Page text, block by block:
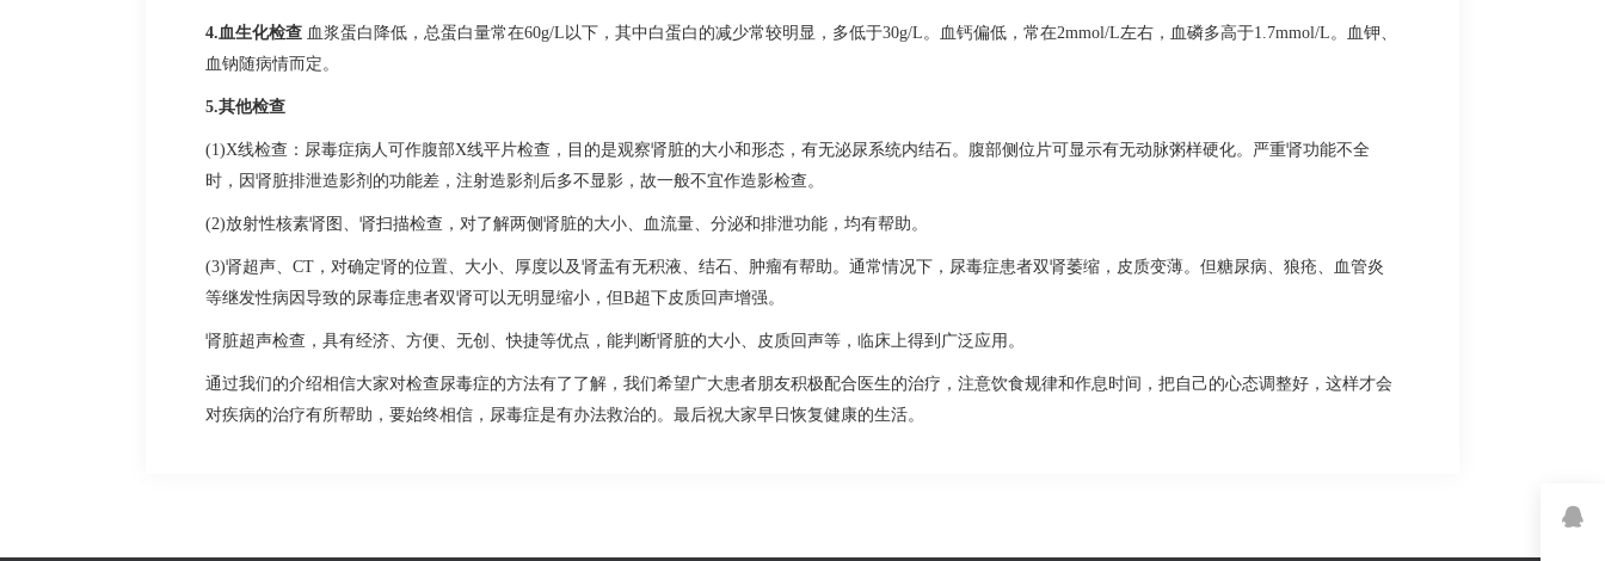
4.血生化检查 血浆蛋白降低，总蛋白量常在60g/L以下，其中白蛋白的减少常较明显，多低于30g/L。血钙偏低，常在2mmol/L左右，血磷多高于1.7mmol/L。血钾、
血钠随病情而定。
5.其他检查
(1)X线检查：尿毒症病人可作腹部X线平片检查，目的是观察肾脏的大小和形态，有无泌尿系统内结石。腹部侧位片可显示有无动脉粥样硬化。严重肾功能不全
时，因肾脏排泄造影剂的功能差，注射造影剂后多不显影，故一般不宜作造影检查。
(2)放射性核素肾图、肾扫描检查，对了解两侧肾脏的大小、血流量、分泌和排泄功能，均有帮助。
(3)肾超声、CT，对确定肾的位置、大小、厚度以及肾盂有无积液、结石、肿瘤有帮助。通常情况下，尿毒症患者双肾萎缩，皮质变薄。但糖尿病、狼疮、血管炎
等继发性病因导致的尿毒症患者双肾可以无明显缩小，但B超下皮质回声增强。
肾脏超声检查，具有经济、方便、无创、快捷等优点，能判断肾脏的大小、皮质回声等，临床上得到广泛应用。
通过我们的介绍相信大家对检查尿毒症的方法有了了解，我们希望广大患者朋友积极配合医生的治疗，注意饮食规律和作息时间，把自己的心态调整好，这样才会
对疾病的治疗有所帮助，要始终相信，尿毒症是有办法救治的。最后祝大家早日恢复健康的生活。